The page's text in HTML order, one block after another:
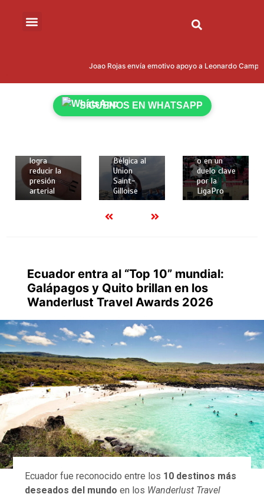
Joao Rojas envía emotivo apoyo a Leonardo
SÍGUENOS EN WHATSAPP
2 mins
logra
reducir la
presión
arterial
de 2026
Rodríguez
brilló con
gol y
Bélgica al
Union
Saint-
Gilloise
de 2026
Deportiva
Universitari
a de Quito
o en un
duelo clave
por la
LigaPro
Ecuador entra al “Top 10” mundial:
Galápagos y Quito brillan en los
Wanderlust Travel Awards 2026
Ecuador fue reconocido entre los 10 destinos más
deseados del mundo en los Wanderlust Travel